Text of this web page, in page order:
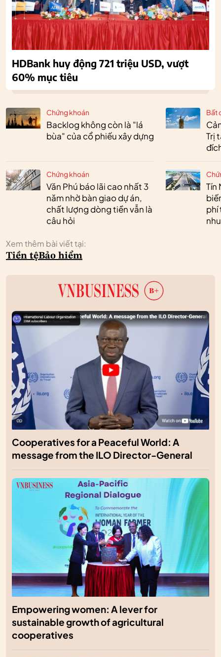
Chứng khoán
Backlog không còn là "lá
bùa" của cổ phiếu xây dựng
Chứng khoán
Văn Phú báo lãi cao nhất 3
năm nhờ bàn giao dự án,
chất lượng dòng tiền vẫn là
câu hỏi
Bất
Trị
Tín
phí
Xem thêm bài viết tại:
Tiền tệBảo hiểm
HDBank huy động 721 triệu USD, vượt
60% mục tiêu
Cooperatives for a Peaceful World: A
message from the ILO Director-General
Empowering women: A lever for
sustainable growth of agricultural
cooperatives